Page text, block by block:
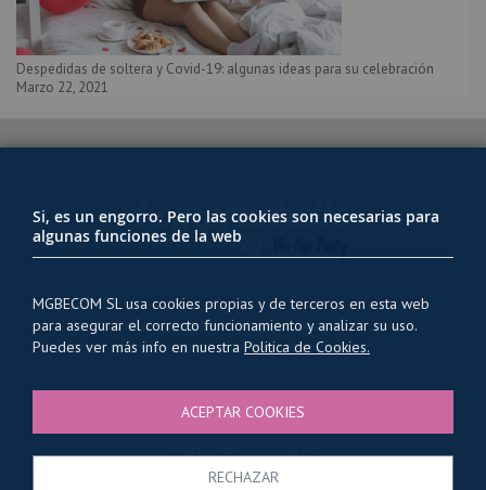
Despedidas de soltera y Covid-19: algunas ideas para su celebración
Marzo 22, 2021
PRIVACIDAD Y USO DE COOKIES
CONDICIONES GENERALES QUIENES SOMOS
CONTACTO BLOG
Si, es un engorro. Pero las cookies son necesarias para
algunas funciones de la web
MGBECOM SL usa cookies propias y de terceros en esta web
para asegurar el correcto funcionamiento y analizar su uso.
Puedes ver más info en nuestra Politica de Cookies.
ACEPTAR COOKIES
RECHAZAR